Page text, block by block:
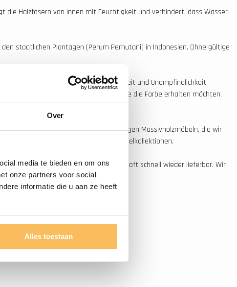
Over
media te bieden en om ons
onze partners voor social
informatie die u aan ze heeft
Alles toestaan
die Holzfasern von innen mit Feuchtigkeit und verhindert, dass Wasser
staatlichen Plantagen (Perum Perhutani) in Indonesien. Ohne gültige
Ölgehalt und damit Wasserbeständigkeit und Unempfindlichkeit
Farbe annehmen. Wenn Sie die Farbe erhalten möchten,
Fokus liegt auf exklusiven, hochwertigen Massivholzmöbeln, die wir
eine der derzeit schönsten Badmöbelkollektionen.
ist ein ausverkauftes Produkt oft schnell wieder lieferbar. Wir
bekommen.